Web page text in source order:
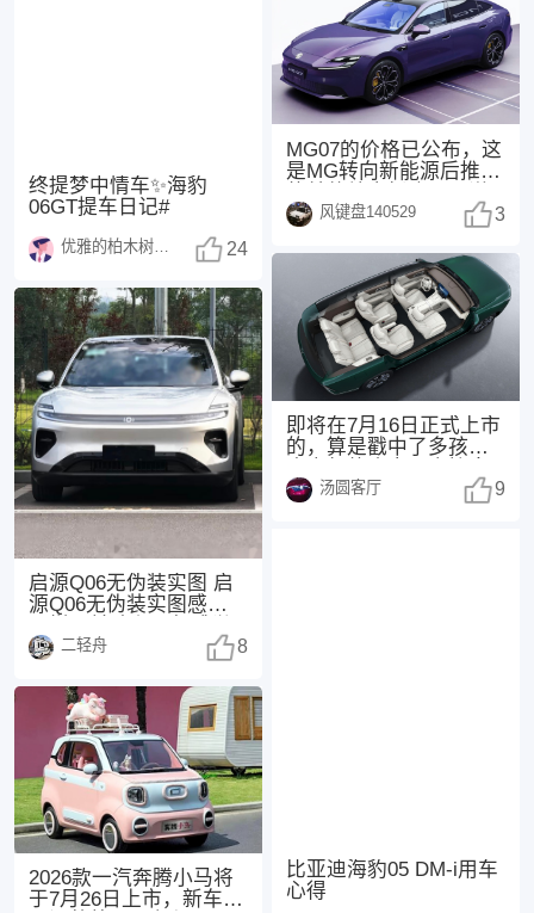
终提梦中情车✨海豹
06GT提车日记#
优雅的柏木树1370 24
启源Q06无伪装实图 启
源Q06无伪装实图感觉怎
都不错，挺耐
二轻舟 8
2026款一汽奔腾小马将
于7月26日上市，新车主
MG07的价格已公布，这
是MG转向新能源后推出
其他，紫色外观
风键盘140529 3
即将在7月16日正式上市
的，算是戳中了多孩家
下“同级座椅堆料
汤圆客厅 9
比亚迪海豹05 DM-i用车
心得